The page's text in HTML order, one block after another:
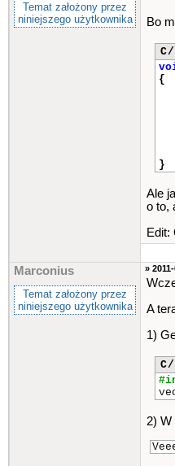
Temat założony przez
niniejszego użytkownika
Bo
C/
{
}
Ale
o to,
Edit:
Marconius
Temat założony przez
niniejszego użytkownika
»
A
1)
C/
2) W